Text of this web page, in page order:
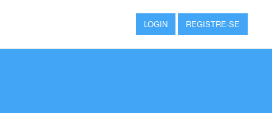
LOGIN REGISTRE-SE